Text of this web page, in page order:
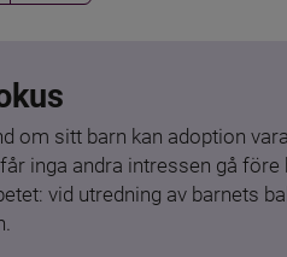
om sitt barn kan adoption
inga andra intressen gå
vid utredning av barnets